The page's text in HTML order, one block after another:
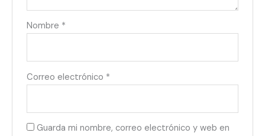
Nombre *
Correo electrónico *
Guarda mi nombre, correo electrónico y web en